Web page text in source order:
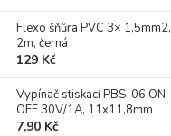
Flexo šňůra PVC 3× 1,5mm2,
2m, černá
129 Kč
Vypínač stiskací PBS-06 ON-
OFF 30V/1A, 11x11,8mm
7,90 Kč